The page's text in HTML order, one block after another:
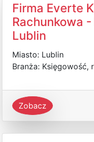
Firma Everte
Rachunkowa
Lublin
Miasto: Lublin
Branża: Księgowość,
Zobacz